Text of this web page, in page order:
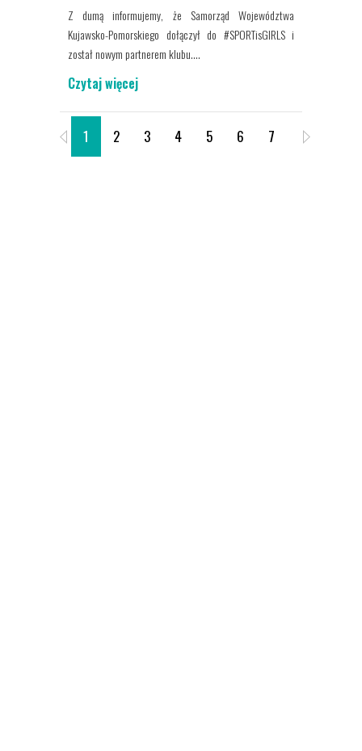
Z dumą informujemy, że Samorząd Województwa
Kujawsko-Pomorskiego dołączył do #SPORTisGIRLS i
został nowym partnerem klubu....
Czytaj więcej
1 2 3 4 5 6 7 8